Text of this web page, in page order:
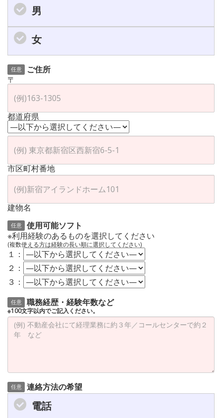
男
女
任意
ご住所
〒
都道府県
市区町村番地
建物名
任意
使用可能ソフト
※利用経験のあるものを選択してください
(複数使える方は経験の長い順に選択してください)
１：
２：
３：
任意 職務経歴・経験年数など
※100文字以内でご記入ください。
任意 連絡方法の希望
電話